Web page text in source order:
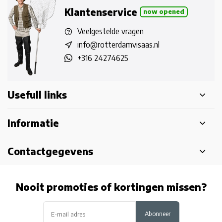
Klantenservice now opened
Veelgestelde vragen
info@rotterdamvisaas.nl
+316 24274625
Usefull links
Informatie
Contactgegevens
Nooit promoties of kortingen missen?
Abonneer